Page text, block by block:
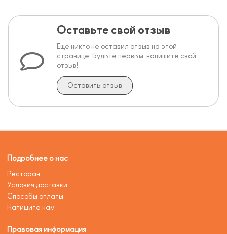
Оставьте свой отзыв
Еще никто не оставил отзыв на этой
странице. Будьте первым, напишите свой
отзыв!
Оставить отзыв
Подробнее о нас
Ресторан
Условия доставки
Способы оплаты
Напишите нам
Правовая информация